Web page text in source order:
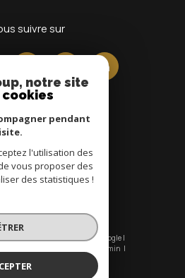
suivre sur
Adhérents
| Traduction powered by Google |
Admin
notre site
pendant
l'utilisation des
vous proposer des
des statistiques !